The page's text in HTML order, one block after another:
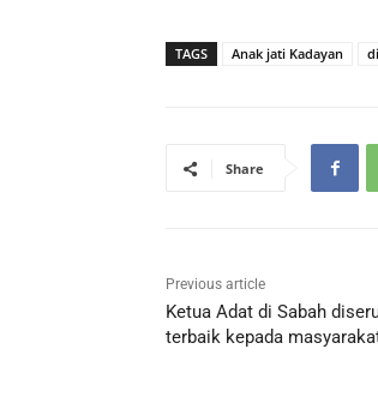
TAGS Anak jati Kadayan
Share
Previous article
Ketua Adat di Sabah
terbaik kepada